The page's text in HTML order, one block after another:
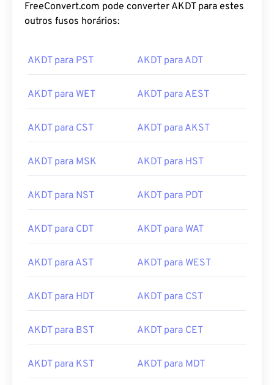
FreeConvert.com pode converter AKDT para estes
outros fusos horários:
AKDT para PST AKDT para ADT
AKDT para WET AKDT para AEST
AKDT para CST AKDT para AKST
AKDT para MSK AKDT para HST
AKDT para NST AKDT para PDT
AKDT para CDT AKDT para WAT
AKDT para AST AKDT para WEST
AKDT para HDT AKDT para CST
AKDT para BST AKDT para CET
AKDT para KST AKDT para MDT